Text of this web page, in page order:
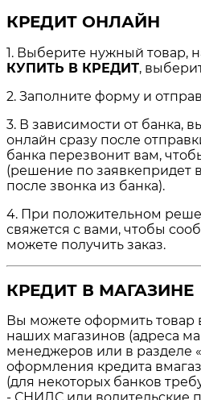
КРЕДИТ ОНЛАЙН
1. Выберите нужный товар,
КУПИТЬ В КРЕДИТ,
2. Заполните форму и
3. В зависимости от банка,
онлайн сразу после
банка перезвонит вам,
(решение по заявкепридет
после звонка из банка).
4. При положительном
свяжется с вами, чтобы
можете получить заказ.
КРЕДИТ В МАГАЗИНЕ
Вы можете оформить товар
наших магазинов (адреса
менеджеров или в разделе
оформления кредита
(для некоторых банков